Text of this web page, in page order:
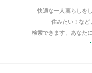
快適な一人暮らしを
住みたい！な
検索できます。あなた